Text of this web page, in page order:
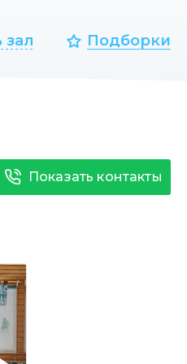
зал Подборки
Показать контакты